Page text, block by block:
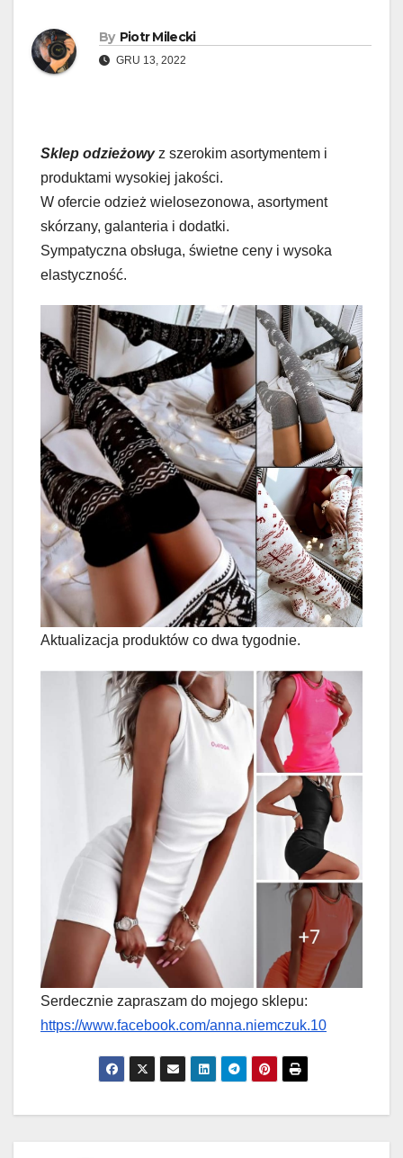
By Piotr Milecki
GRU 13, 2022
Sklep odzieżowyz szerokim asortymentem i
produktami wysokiej jakości.
W ofercie odzież wielosezonowa, asortyment
skórzany, galanteria i dodatki.
Sympatyczna obsługa, świetne ceny i wysoka
elastyczność.
Aktualizacja produktów co dwa tygodnie.
Serdecznie zapraszam do mojego sklepu:
https://www.facebook.com/anna.niemczuk.10